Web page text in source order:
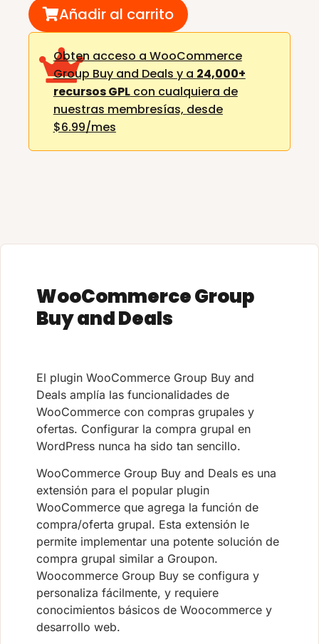
Añadir al carrito
Obten acceso a WooCommerce
Group Buy and Deals y a 24,000+
recursos GPLcon cualquiera de
nuestras membresías, desde
$6.99/mes
WooCommerce Group
Buy and Deals
El plugin WooCommerce Group Buy and
Deals amplía las funcionalidades de
WooCommerce con compras grupales y
ofertas. Configurar la compra grupal en
WordPress nunca ha sido tan sencillo.
WooCommerce Group Buy and Deals es una
extensión para el popular plugin
WooCommerce que agrega la función de
compra/oferta grupal. Esta extensión le
permite implementar una potente solución de
compra grupal similar a Groupon.
Woocommerce Group Buy se configura y
personaliza fácilmente, y requiere
conocimientos básicos de Woocommerce y
desarrollo web.